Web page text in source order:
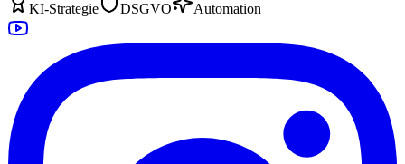
KI-Strategie DSGVO Automation